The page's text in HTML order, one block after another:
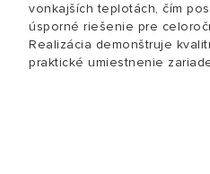
vonkajších teplotách, čím
úsporné riešenie pre
Realizácia demonštruje
praktické umiestnenie